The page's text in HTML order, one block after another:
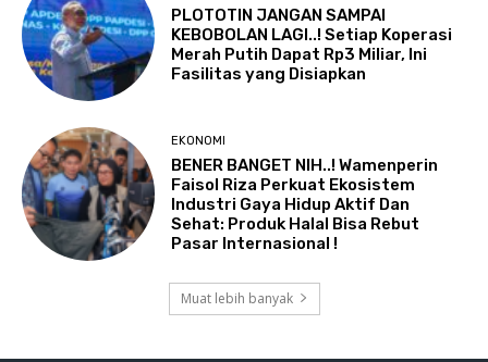
PLOTOTIN JANGAN SAMPAI
KEBOBOLAN LAGI..! Setiap Koperasi
Merah Putih Dapat Rp3 Miliar, Ini
Fasilitas yang Disiapkan
EKONOMI
BENER BANGET NIH..! Wamenperin
Faisol Riza Perkuat Ekosistem
Industri Gaya Hidup Aktif Dan
Sehat: Produk Halal Bisa Rebut
Pasar Internasional !
Muat lebih banyak